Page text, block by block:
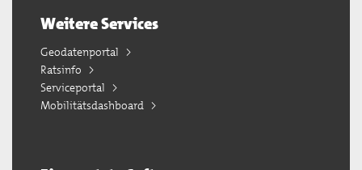
Weitere Services
Geodatenportal
Ratsinfo
Serviceportal
Mobilitätsdashboard